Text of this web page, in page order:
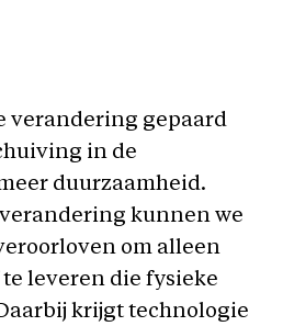
verandering gepaard
in de
duurzaamheid.
kunnen we
om alleen
leveren die fysieke
krijgt technologie